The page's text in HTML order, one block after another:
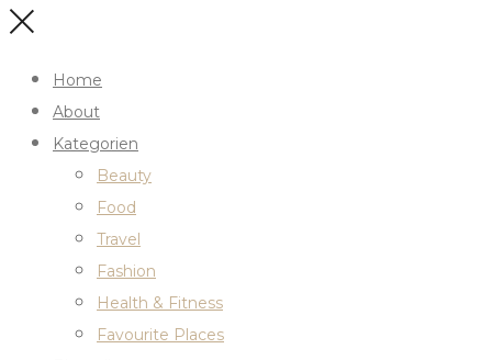
Home
About
Kategorien
Beauty
Food
Travel
Fashion
Health & Fitness
Favourite Places